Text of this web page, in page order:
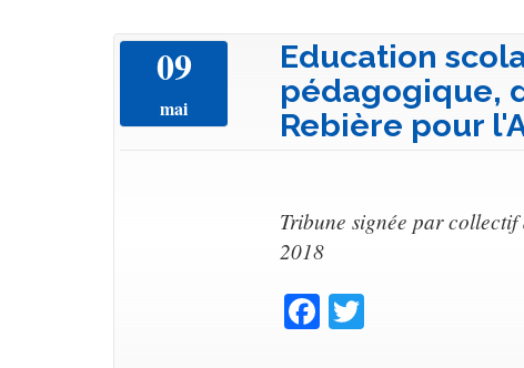
09
mai
Education
pédagogique,
Rebière pour
Tribune signée par
2018
Facebook